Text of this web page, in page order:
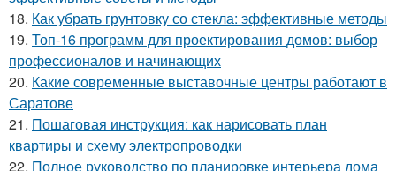
18. Как убрать грунтовку со стекла: эффективные методы
19. Топ-16 программ для проектирования домов: выбор
профессионалов и начинающих
20. Какие современные выставочные центры работают в
Саратове
21. Пошаговая инструкция: как нарисовать план
квартиры и схему электропроводки
22. Полное руководство по планировке интерьера дома